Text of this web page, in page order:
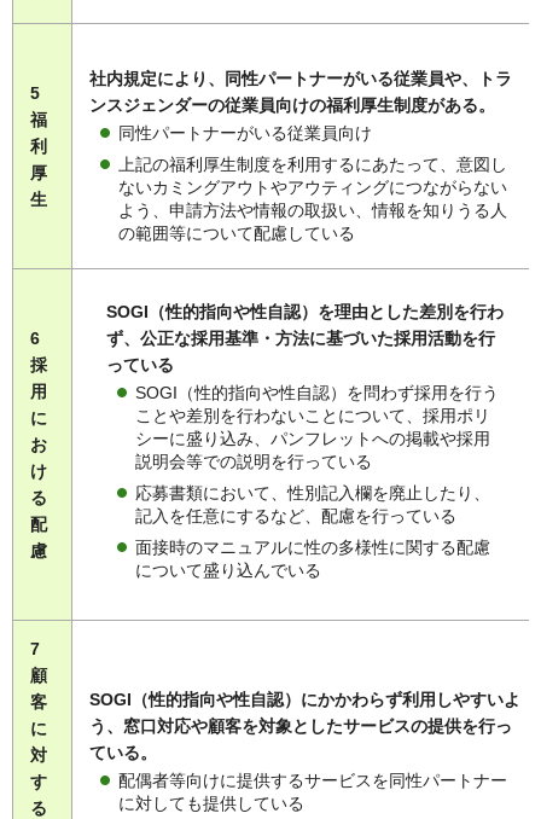
5
福
利
厚
生
社内規定により、同性パートナーがいる従業員や、トラ
ンスジェンダーの従業員向けの福利厚生制度がある。
同性パートナーがいる従業員向け
上記の福利厚生制度を利用するにあたって、意図し
ないカミングアウトやアウティングにつながらない
よう、申請方法や情報の取扱い、情報を知りうる人
の範囲等について配慮している
6
採
用
に
お
け
る
配
慮
SOGI（性的指向や性自認）を理由とした差別を行わ
ず、公正な採用基準・方法に基づいた採用活動を行
っている
SOGI（性的指向や性自認）を問わず採用を行う
ことや差別を行わないことについて、採用ポリ
シーに盛り込み、パンフレットへの掲載や採用
説明会等での説明を行っている
応募書類において、性別記入欄を廃止したり、
記入を任意にするなど、配慮を行っている
面接時のマニュアルに性の多様性に関する配慮
について盛り込んでいる
7
顧
客
に
対
す
る
SOGI（性的指向や性自認）にかかわらず利用しやすいよ
う、窓口対応や顧客を対象としたサービスの提供を行っ
ている。
配偶者等向けに提供するサービスを同性パートナー
に対しても提供している